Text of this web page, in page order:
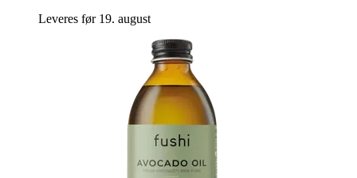
Leveres før 19. august